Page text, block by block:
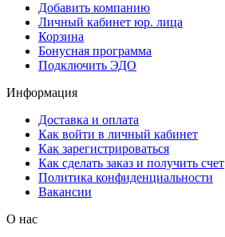
Добавить компанию
Личный кабинет юр. лица
Корзина
Бонусная программа
Подключить ЭДО
Информация
Доставка и оплата
Как войти в личный кабинет
Как зарегистрироваться
Как сделать заказ и получить счет
Политика конфиденциальности
Вакансии
О нас